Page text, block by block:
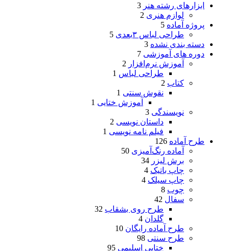
ابزارهای رشته هنر 3
لوازم هنری 2
پروژه آماده 5
طراحی لباس ۳بعدی
5
دسته بندی نشده 3
دوره های آموزشی 7
آموزش نرم‌افزار 2
طراحی لباس 1
کتاب 2
نقوش سنتی 1
آموزش ختایی 1
نویسندگی 3
داستان نویسی 2
فیلم نامه نویسی 1
طرح آماده 126
آماده رنگ‌آمیزی 50
برش لیزر 34
چاپ باتیک 4
چاپ سیلک 4
چوب 8
سفال 42
طرح روی بشقاب 32
گلدان 4
طرح آماده رایگان 10
طرح سنتی 98
ختایی اسلیمی 95